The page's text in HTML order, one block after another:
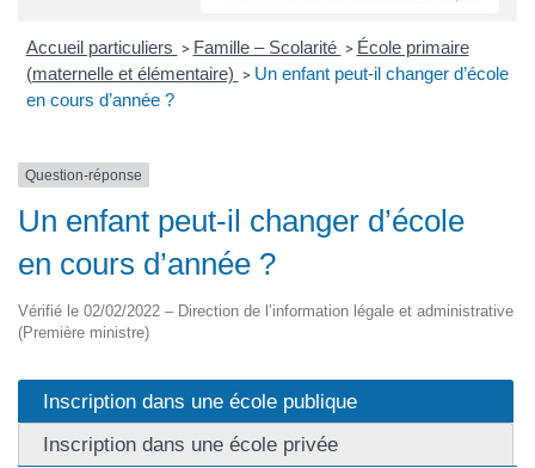
Accueil particuliers > Famille – Scolarité > École primaire
(maternelle et élémentaire) > Un enfant peut-il changer d’école
en cours d’année ?
Question-réponse
Un enfant peut-il changer d’école
en cours d’année ?
Vérifié le 02/02/2022 – Direction de l’information légale et administrative
(Première ministre)
Inscription dans une école publique
Inscription dans une école privée